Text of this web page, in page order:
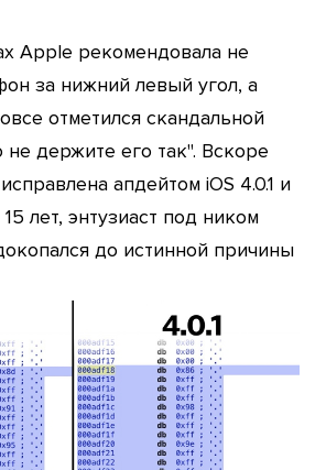
Apple рекомендовала не
за нижний левый угол, а
отметился скандальной
держите его так". Вскоре
апдейтом iOS 4.0.1 и
лет, энтузиаст под ником
до истинной причины